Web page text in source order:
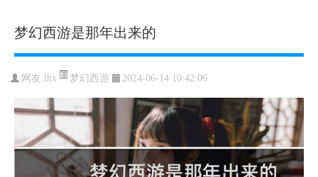
梦幻西游是那年出来的
网友:lhx 梦幻西游 2024-06-14 10:42:06